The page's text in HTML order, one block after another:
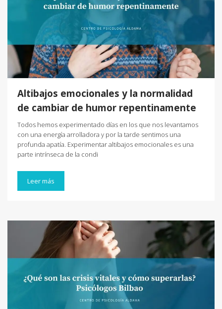
Altibajos emocionales y la normalidad
de cambiar de humor repentinamente
Todos hemos experimentado días en los que nos levantamos
con una energía arrolladora y por la tarde sentimos una
profunda apatía. Experimentar altibajos emocionales es una
parte intrínseca de la condi
Leer más